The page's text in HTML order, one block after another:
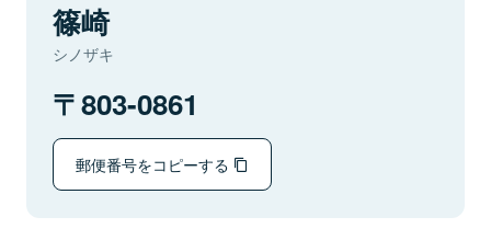
篠崎
シノザキ
803-0861
郵便番号をコピーする